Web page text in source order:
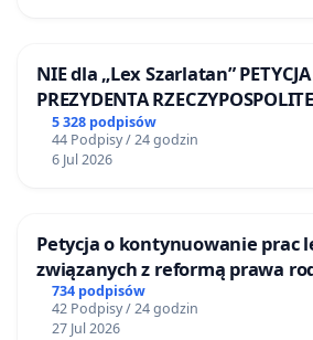
NIE dla „Lex Szarlatan”
PREZYDENTA
5 328 podpisów
44 Podpisy / 24 godzin
6 Jul 2026
Petycja o kontynuowanie prac
związanych z reformą prawa
734 podpisów
42 Podpisy / 24 godzin
27 Jul 2026